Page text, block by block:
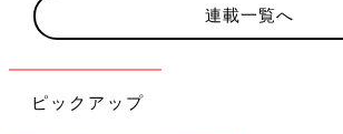
連載一覧へ
ピックアップ